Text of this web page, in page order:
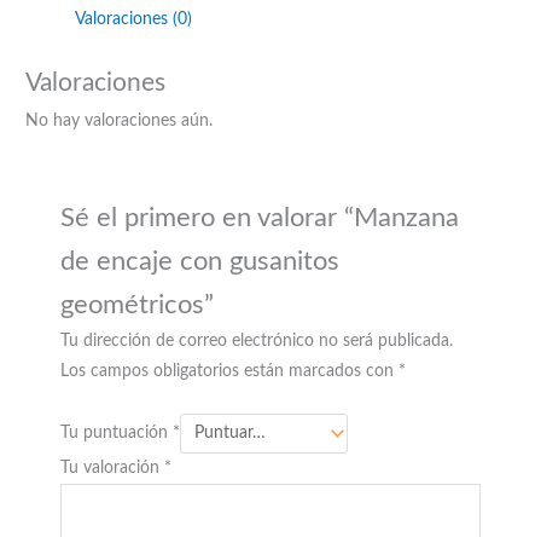
Valoraciones (0)
Valoraciones
No hay valoraciones aún.
Sé el primero en valorar “Manzana
de encaje con gusanitos
geométricos”
Tu dirección de correo electrónico no será publicada.
Los campos obligatorios están marcados con *
Tu puntuación *
Tu valoración *